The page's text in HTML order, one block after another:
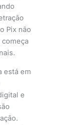
Pix não
está em
e